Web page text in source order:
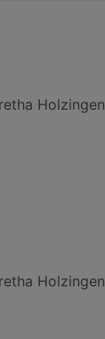
Holzingen
Holzingen